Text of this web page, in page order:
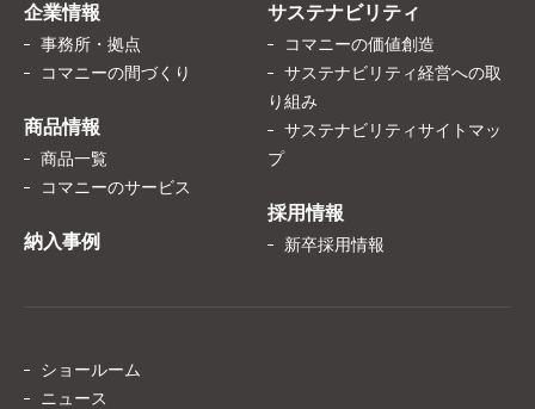
企業情報
事務所・拠点
コマニーの間づくり
商品情報
商品一覧
コマニーのサービス
納入事例
サステナビリティ
コマニーの価値創造
サステナビリティ経営への取
り組み
サステナビリティサイトマッ
プ
採用情報
新卒採用情報
ショールーム
ニュース